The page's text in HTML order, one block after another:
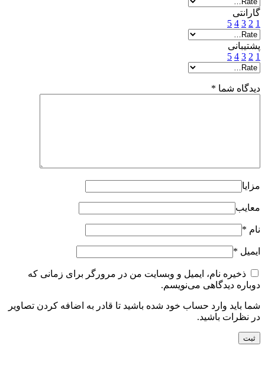
گارانتی
1
2
3
4
5
پشتیبانی
1
2
3
4
5
دیدگاه شما *
مزایا
معایب
نام *
ایمیل *
ذخیره نام، ایمیل و وبسایت من در مرورگر برای زمانی که
دوباره دیدگاهی می‌نویسم.
شما باید وارد حساب خود شده باشید تا قادر به اضافه کردن تصاویر
در نظرات باشید.